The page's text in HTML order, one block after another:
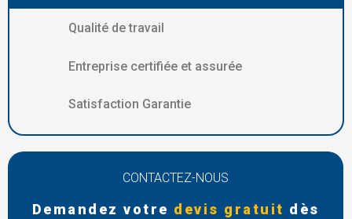
Qualité de travail
Entreprise certifiée et assurée
Satisfaction Garantie
CONTACTEZ-NOUS
Demandez votre devis gratuit dès